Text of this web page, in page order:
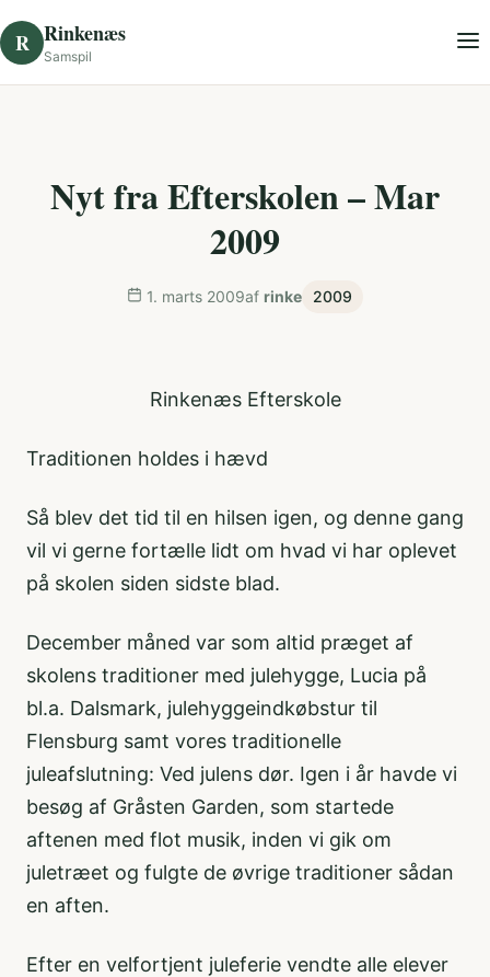
R Rinkenæs
Samspil
Nyt fra Efterskolen – Mar
2009
1. marts 2009af rinke 2009
Rinkenæs Efterskole
Traditionen holdes i hævd
Så blev det tid til en hilsen igen, og denne gang
vil vi gerne fortælle lidt om hvad vi har oplevet
på skolen siden sidste blad.
December måned var som altid præget af
skolens traditioner med julehygge, Lucia på
bl.a. Dalsmark, julehyggeindkøbstur til
Flensburg samt vores traditionelle
juleafslutning: Ved julens dør. Igen i år havde vi
besøg af Gråsten Garden, som startede
aftenen med flot musik, inden vi gik om
juletræet og fulgte de øvrige traditioner sådan
en aften.
Efter en velfortjent juleferie vendte alle elever